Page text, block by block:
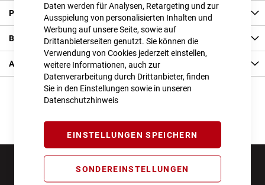
Daten werden für Analysen, Retargeting und zur
Ausspielung von personalisierten Inhalten und
Werbung auf unsere Seite, sowie auf
Drittanbieterseiten genutzt. Sie können die
Verwendung von Cookies jederzeit einstellen,
weitere Informationen, auch zur
Datenverarbeitung durch Drittanbieter, finden
Sie in den Einstellungen sowie in unseren
Datenschutzhinweis
EINSTELLUNGEN SPEICHERN
SONDEREINSTELLUNGEN
Produkt Details
Bewertungen
Angaben zur Produktsicherheit